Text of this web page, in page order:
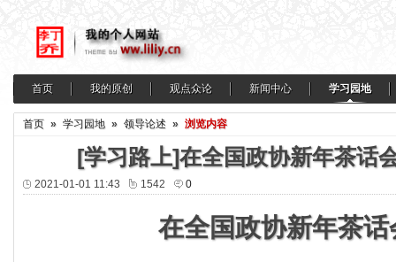
首页 我的原创 观点众论 新闻中心 学习园地
首页 » 学习园地 » 领导论述 » 浏览内容
[学习路上]在全国政协新年茶话
2021-01-01 11:43 1542 0
在全国政协新年茶